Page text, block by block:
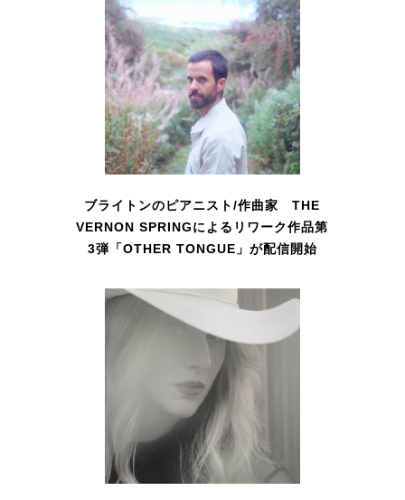
ブライトンのピアニスト/作曲家 THE
VERNON SPRINGによるリワーク作品第
3弾「OTHER TONGUE」が配信開始